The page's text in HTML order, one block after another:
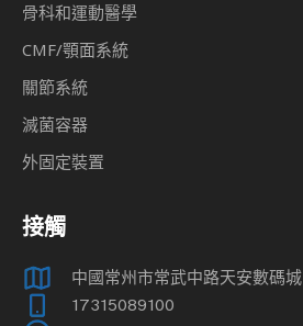
骨科和運動醫學
CMF/顎面系統
關節系統
滅菌容器
外固定裝置
接觸
中國常州市常武中路天安數碼城
17315089100